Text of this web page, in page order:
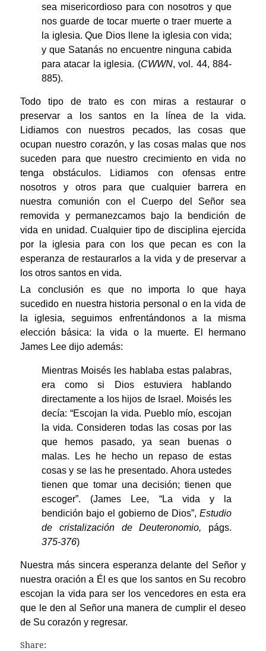
sea misericordioso para con nosotros y que
nos guarde de tocar muerte o traer muerte a
la iglesia. Que Dios llene la iglesia con vida;
y que Satanás no encuentre ninguna cabida
para atacar la iglesia. (CWWN, vol. 44, 884-
885).
Todo tipo de trato es con miras a restaurar o
preservar a los santos en la línea de la vida.
Lidiamos con nuestros pecados, las cosas que
ocupan nuestro corazón, y las cosas malas que nos
suceden para que nuestro crecimiento en vida no
tenga obstáculos. Lidiamos con ofensas entre
nosotros y otros para que cualquier barrera en
nuestra comunión con el Cuerpo del Señor sea
removida y permanezcamos bajo la bendición de
vida en unidad. Cualquier tipo de disciplina ejercida
por la iglesia para con los que pecan es con la
esperanza de restaurarlos a la vida y de preservar a
los otros santos en vida.
La conclusión es que no importa lo que haya
sucedido en nuestra historia personal o en la vida de
la iglesia, seguimos enfrentándonos a la misma
elección básica: la vida o la muerte. El hermano
James Lee dijo además:
Mientras Moisés les hablaba estas palabras,
era como si Dios estuviera hablando
directamente a los hijos de Israel. Moisés les
decía: “Escojan la vida. Pueblo mío, escojan
la vida. Consideren todas las cosas por las
que hemos pasado, ya sean buenas o
malas. Les he hecho un repaso de estas
cosas y se las he presentado. Ahora ustedes
tienen que tomar una decisión; tienen que
escoger”. (James Lee, “La vida y la
bendición bajo el gobierno de Dios”,Estudio
de cristalización de Deuteronomio, págs.
375-376)
Nuestra más sincera esperanza delante del Señor y
nuestra oración a Él es que los santos en Su recobro
escojan la vida para ser los vencedores en esta era
que le den al Señor una manera de cumplir el deseo
de Su corazón y regresar.
Share: